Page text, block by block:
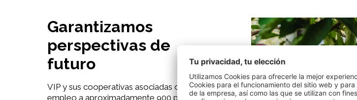
Garantizamos
perspectivas de
futuro
VIP y sus cooperativas asociadas ofrecen
empleo a aproximadamente 900 personas en